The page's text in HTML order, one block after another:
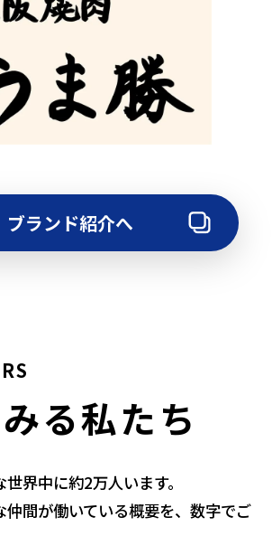
ブランド紹介へ
る私たち
界中に約2万人います。
仲間が働いている概要を、数字でご